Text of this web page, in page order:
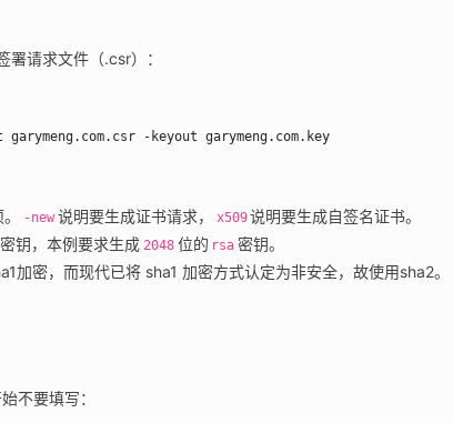
请求文件（.csr）：
-keyout garymeng.com.key
-new 说明要生成证书请求， x509说明要生成自签名证书。
钥，本例要求生成 2048 位的 rsa 密钥。
加密，而现代已将 sha1 加密方式认定为非安全，故使用sha2。
不要填写：